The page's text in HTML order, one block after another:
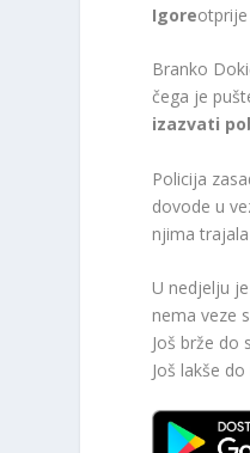
Igore
Branko
čega je
izazvati
Policija
dovode u
njima
U nedjelju je
nema veze
Još brže do
Još lakše